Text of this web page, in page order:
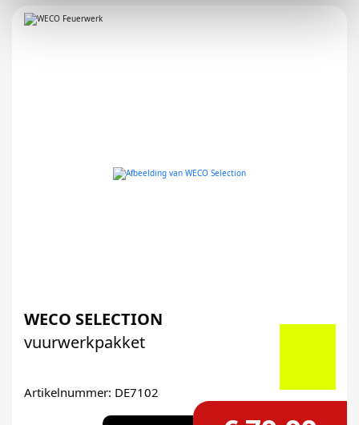
WECO SELECTION
vuurwerkpakket
Artikelnummer: DE7102